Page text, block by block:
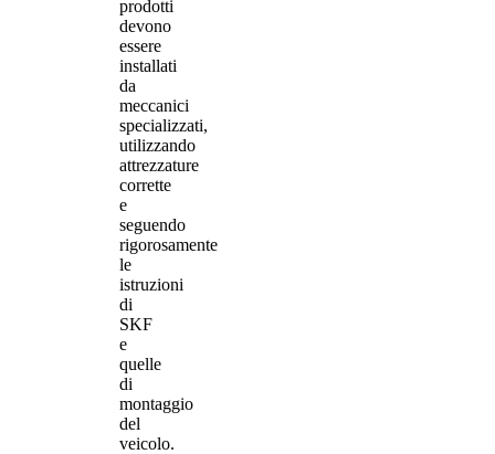
prodotti
devono
essere
installati
da
meccanici
specializzati,
utilizzando
attrezzature
corrette
e
seguendo
rigorosamente
le
istruzioni
di
SKF
e
quelle
di
montaggio
del
veicolo.